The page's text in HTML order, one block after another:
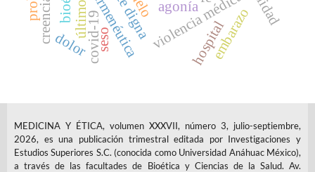
hermenéutica violencia médica
covid-19
agonía
hospitalembarazo
dolor seso
MEDICINA Y ÉTICA, volumen XXXVII, número 3, julio-septiembre,
2026, es una publicación trimestral editada por Investigaciones y
Estudios Superiores S.C. (conocida como Universidad Anáhuac México),
a través de las facultades de Bioética y Ciencias de la Salud. Av.